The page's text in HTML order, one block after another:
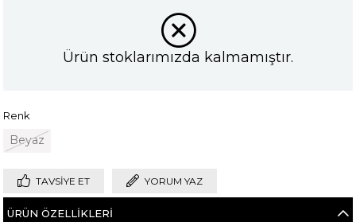
Ürün stoklarımızda kalmamıştır.
Renk
Beyaz
TAVSIYE ET YORUM YAZ
ÜRÜN ÖZELLIKLERI